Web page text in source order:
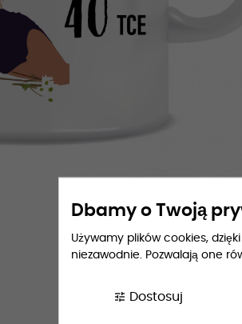
Dbamy o Twoją
Używamy plików cookies,
niezawodnie. Pozwalają one
tune Dostosuj